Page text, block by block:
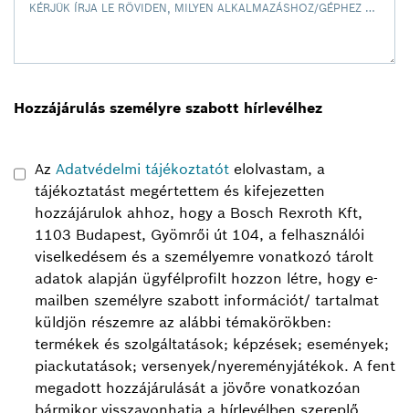
KÉRJÜK ÍRJA LE RÖVIDEN, MILYEN ALKALMAZÁSHOZ/GÉPHEZ SZERETNÉ HASZNÁLNI!
Hozzájárulás személyre szabott hírlevélhez
Az Adatvédelmi tájékoztatót elolvastam, a
tájékoztatást megértettem és kifejezetten
hozzájárulok ahhoz, hogy a Bosch Rexroth Kft,
1103 Budapest, Gyömrői út 104, a felhasználói
viselkedésem és a személyemre vonatkozó tárolt
adatok alapján ügyfélprofilt hozzon létre, hogy e-
mailben személyre szabott információt/ tartalmat
küldjön részemre az alábbi témakörökben:
termékek és szolgáltatások; képzések; események;
piackutatások; versenyek/nyereményjátékok. A fent
megadott hozzájárulását a jövőre vonatkozóan
bármikor visszavonhatja a hírlevélben szereplő